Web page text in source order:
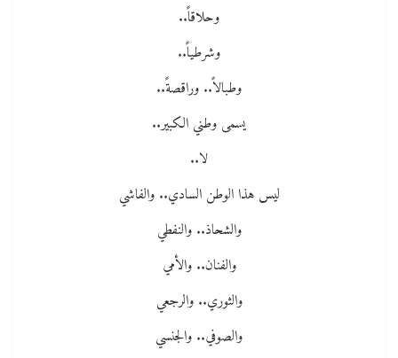
وحلاقاً..
وشرطياً..
وطبالاً.. وراقصةً..
يسمى وطني الكبير..
لا..
ليس هذا الوطن السادي.. والفاشي
والشحاذ.. والنفطي
والفنان.. والأمي
والثوري.. والرجعي
والصوفي.. والجنسي